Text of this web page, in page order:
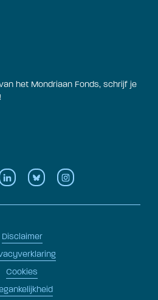
het Mondriaan Fonds, schrijf je
Disclaimer
Cookies